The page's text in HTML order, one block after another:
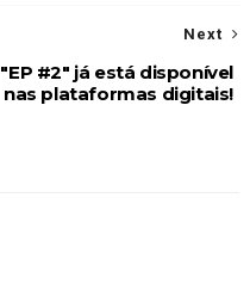
Next
"EP #2" já está disponível
nas plataformas digitais!